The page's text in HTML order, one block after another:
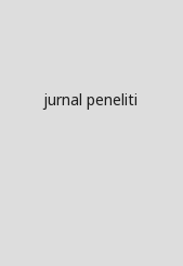
jurnal peneliti